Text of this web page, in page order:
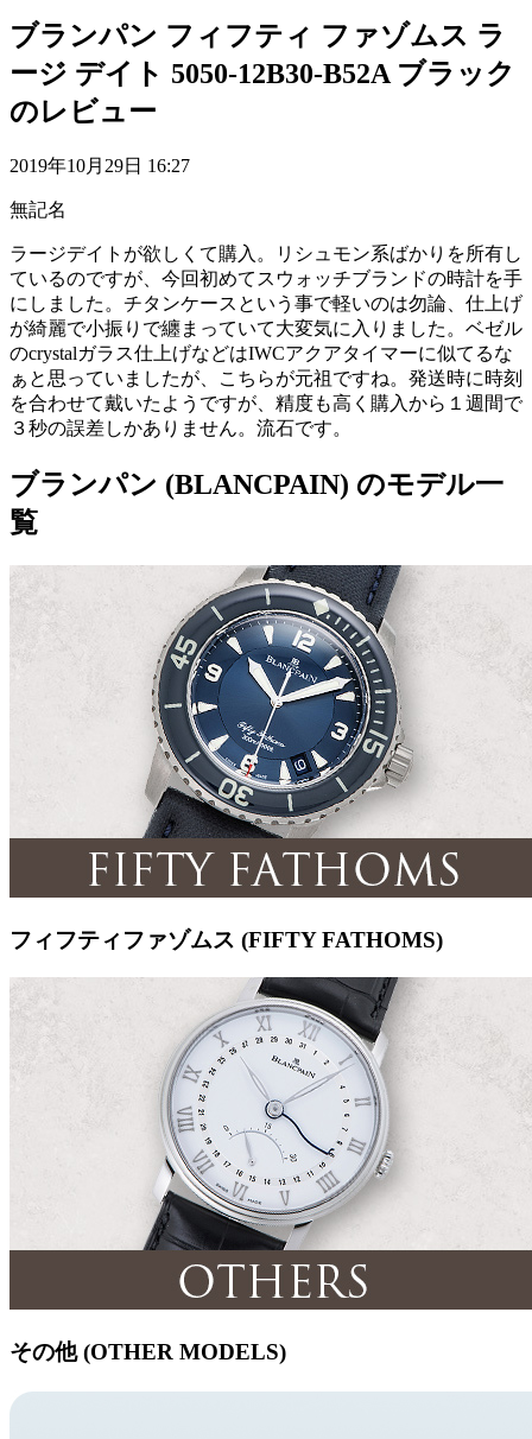
ブランパン フィフティ ファゾムス ラ
ージ デイト 5050-12B30-B52A ブラック
のレビュー
2019年10月29日 16:27
無記名
ラージデイトが欲しくて購入。リシュモン系ばかりを所有し
ているのですが、今回初めてスウォッチブランドの時計を手
にしました。チタンケースという事で軽いのは勿論、仕上げ
が綺麗で小振りで纏まっていて大変気に入りました。ベゼル
のcrystalガラス仕上げなどはIWCアクアタイマーに似てるな
ぁと思っていましたが、こちらが元祖ですね。発送時に時刻
を合わせて戴いたようですが、精度も高く購入から１週間で
３秒の誤差しかありません。流石です。
ブランパン (BLANCPAIN) のモデル一
覧
フィフティファゾムス (FIFTY FATHOMS)
その他 (OTHER MODELS)